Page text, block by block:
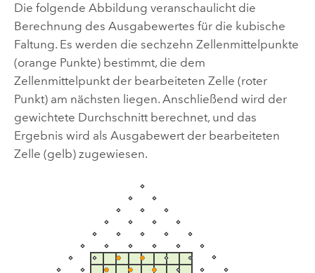
Die folgende Abbildung veranschaulicht die
Berechnung des Ausgabewertes für die kubische
Faltung. Es werden die sechzehn Zellenmittelpunkte
(orange Punkte) bestimmt, die dem
Zellenmittelpunkt der bearbeiteten Zelle (roter
Punkt) am nächsten liegen. Anschließend wird der
gewichtete Durchschnitt berechnet, und das
Ergebnis wird als Ausgabewert der bearbeiteten
Zelle (gelb) zugewiesen.